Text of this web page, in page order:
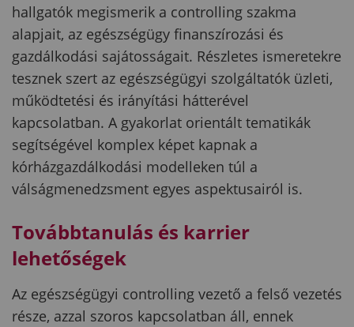
hallgatók megismerik a controlling szakma
alapjait, az egészségügy finanszírozási és
gazdálkodási sajátosságait. Részletes ismeretekre
tesznek szert az egészségügyi szolgáltatók üzleti,
működtetési és irányítási hátterével
kapcsolatban. A gyakorlat orientált tematikák
segítségével komplex képet kapnak a
kórházgazdálkodási modelleken túl a
válságmenedzsment egyes aspektusairól is.
Továbbtanulás és karrier
lehetőségek
Az egészségügyi controlling vezető a felső vezetés
része, azzal szoros kapcsolatban áll, ennek